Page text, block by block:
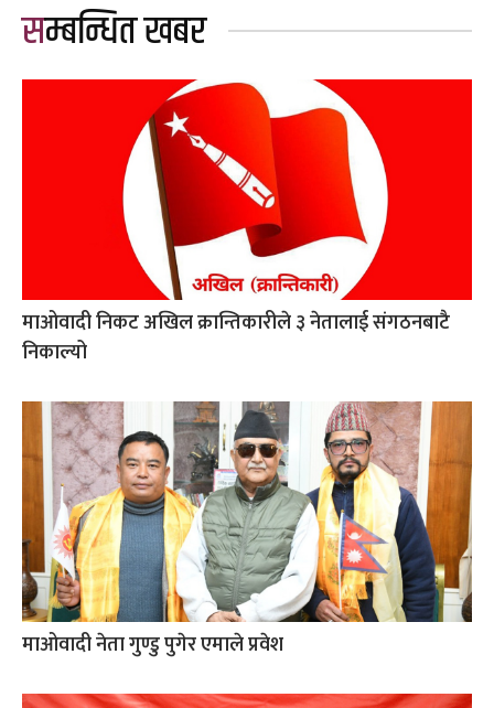
सम्बन्धित खबर
माओवादी निकट अखिल क्रान्तिकारीले ३ नेतालाई संगठनबाटै
निकाल्यो
माओवादी नेता गुण्डु पुगेर एमाले प्रवेश